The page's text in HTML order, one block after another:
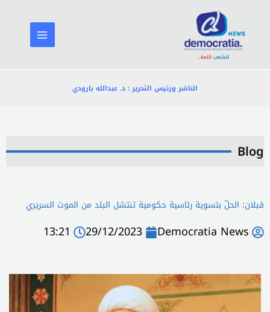
المحتوى
الناشر ورئيس التحرير : د. عبدالله بارودي
Blog
قبلان: الحلّ بتسوية رئاسية حكومية تنتشل البلد من الموت السريري
Democratia News
29/12/2023
13:21